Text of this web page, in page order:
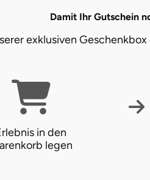
Damit Ihr Gutschein
exklusiven
in den
legen